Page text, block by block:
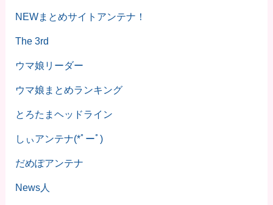
NEWまとめサイトアンテナ！
The 3rd
ウマ娘リーダー
ウマ娘まとめランキング
とろたまヘッドライン
しぃアンテナ(*ﾟーﾟ)
だめぽアンテナ
News人